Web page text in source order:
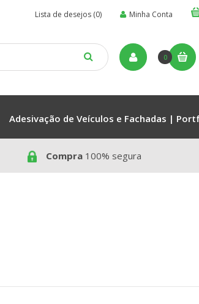
Lista de desejos (0) Minha Conta
0
Adesivação de Veículos e Fachadas |
Compra 100% segura